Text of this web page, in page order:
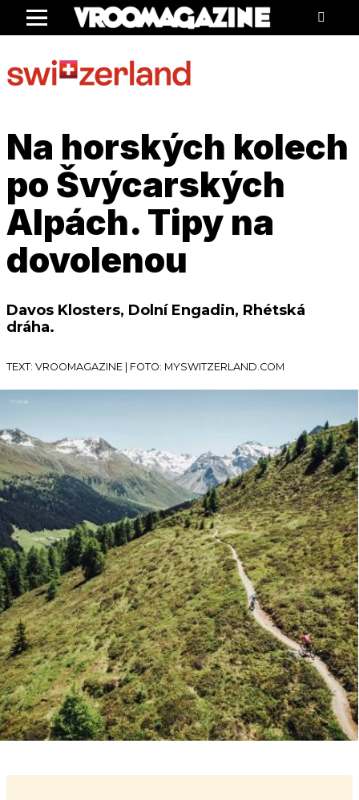
Menu
Na horských kolech
po Švýcarských
Alpách. Tipy na
dovolenou
Davos Klosters, Dolní Engadin, Rhétská
dráha.
TEXT: VROOMAGAZINE | FOTO: MYSWITZERLAND.COM